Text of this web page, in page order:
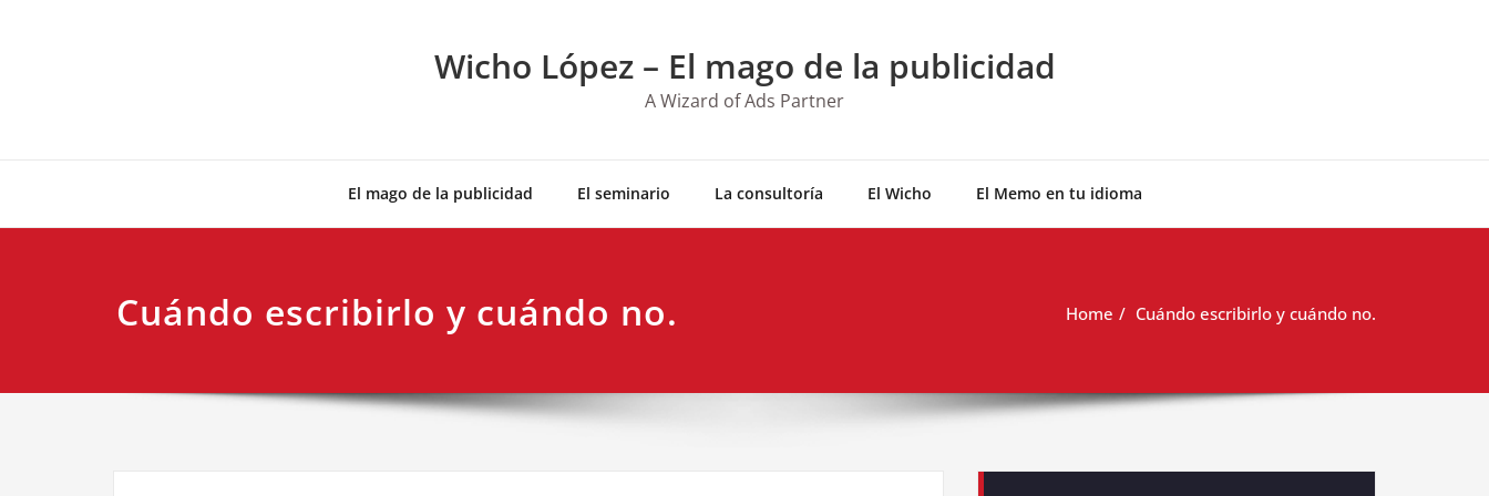
Wicho López – El mago de la publicidad
A Wizard of Ads Partner
El mago de la publicidad El seminario La consultoría El Wicho El Memo en tu idioma
Cuándo escribirlo y cuándo no. Home Cuándo escribirlo y cuándo no.